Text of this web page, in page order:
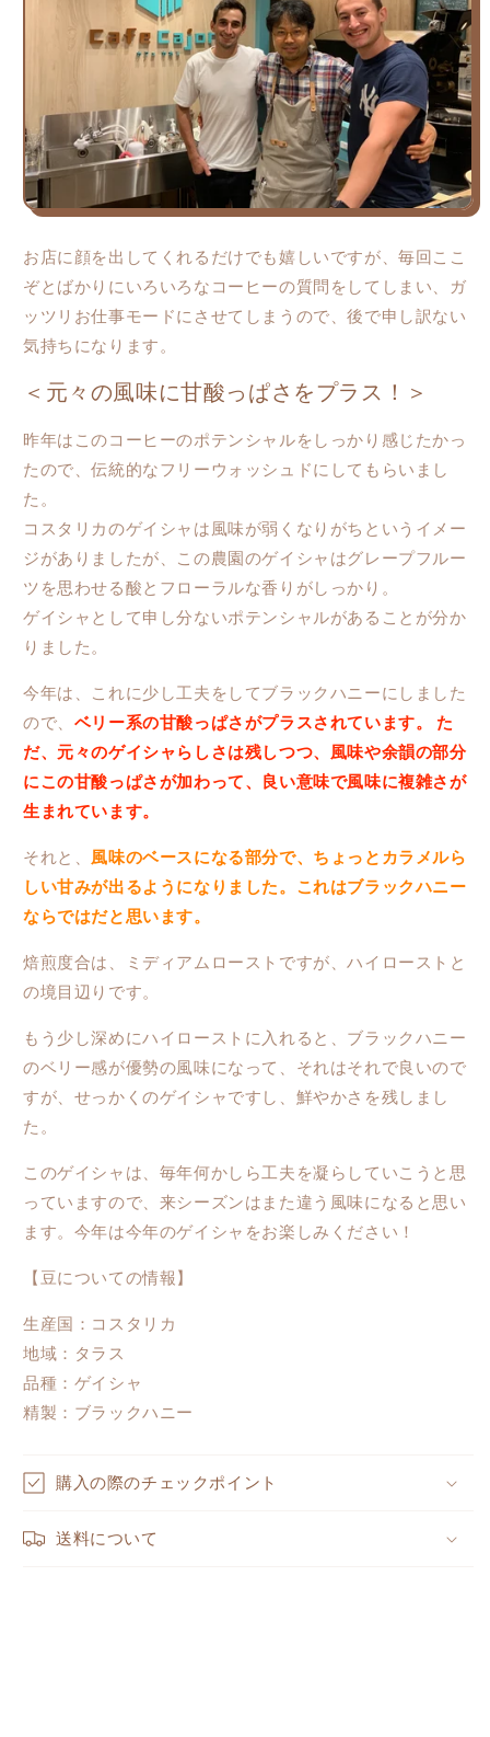
す
お店に顔を出してくれるだけでも嬉しいですが、毎回ここ
ぞとばかりにいろいろなコーヒーの質問をしてしまい、ガ
ッツリお仕事モードにさせてしまうので、後で申し訳ない
気持ちになります。
＜元々の風味に甘酸っぱさをプラス！＞
昨年はこのコーヒーのポテンシャルをしっかり感じたかっ
たので、伝統的なフリーウォッシュドにしてもらいまし
た。
コスタリカのゲイシャは風味が弱くなりがちというイメー
ジがありましたが、この農園のゲイシャはグレープフルー
ツを思わせる酸とフローラルな香りがしっかり。
ゲイシャとして申し分ないポテンシャルがあることが分か
りました。
今年は、これに少し工夫をしてブラックハニーにしました
ので、 ベリー系の甘酸っぱさがプラスされています。 た
だ、元々のゲイシャらしさは残しつつ、風味や余韻の部分
にこの甘酸っぱさが加わって、良い意味で風味に複雑さが
生まれています。
それと、 風味のベースになる部分で、ちょっとカラメルら
しい甘みが出るようになりました。これはブラックハニー
ならではだと思います。
焙煎度合は、ミディアムローストですが、ハイローストと
の境目辺りです。
もう少し深めにハイローストに入れると、ブラックハニー
のベリー感が優勢の風味になって、それはそれで良いので
すが、せっかくのゲイシャですし、鮮やかさを残しまし
た。
このゲイシャは、毎年何かしら工夫を凝らしていこうと思
っていますので、来シーズンはまた違う風味になると思い
ます。今年は今年のゲイシャをお楽しみください！
【豆についての情報】
生産国：コスタリカ
地域：タラス
品種：ゲイシャ
精製：ブラックハニー
購入の際のチェックポイント
送料について